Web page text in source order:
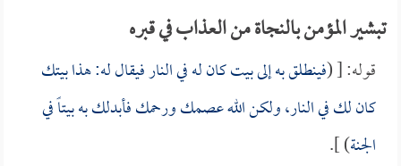
تبشير المؤمن بالنجاة من العذاب في قبره
قوله: [ (فينطلق به إلى بيت كان له في النار فيقال له: هذا بيتك
كان لك في النار، ولكن الله عصمك ورحمك فأبدلك به بيتاً في
الجنة) ].